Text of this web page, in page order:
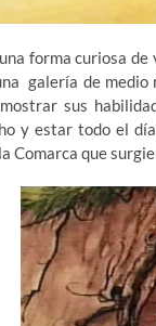
forma curiosa
galería de
mostrar sus
y estar todo el
Comarca que